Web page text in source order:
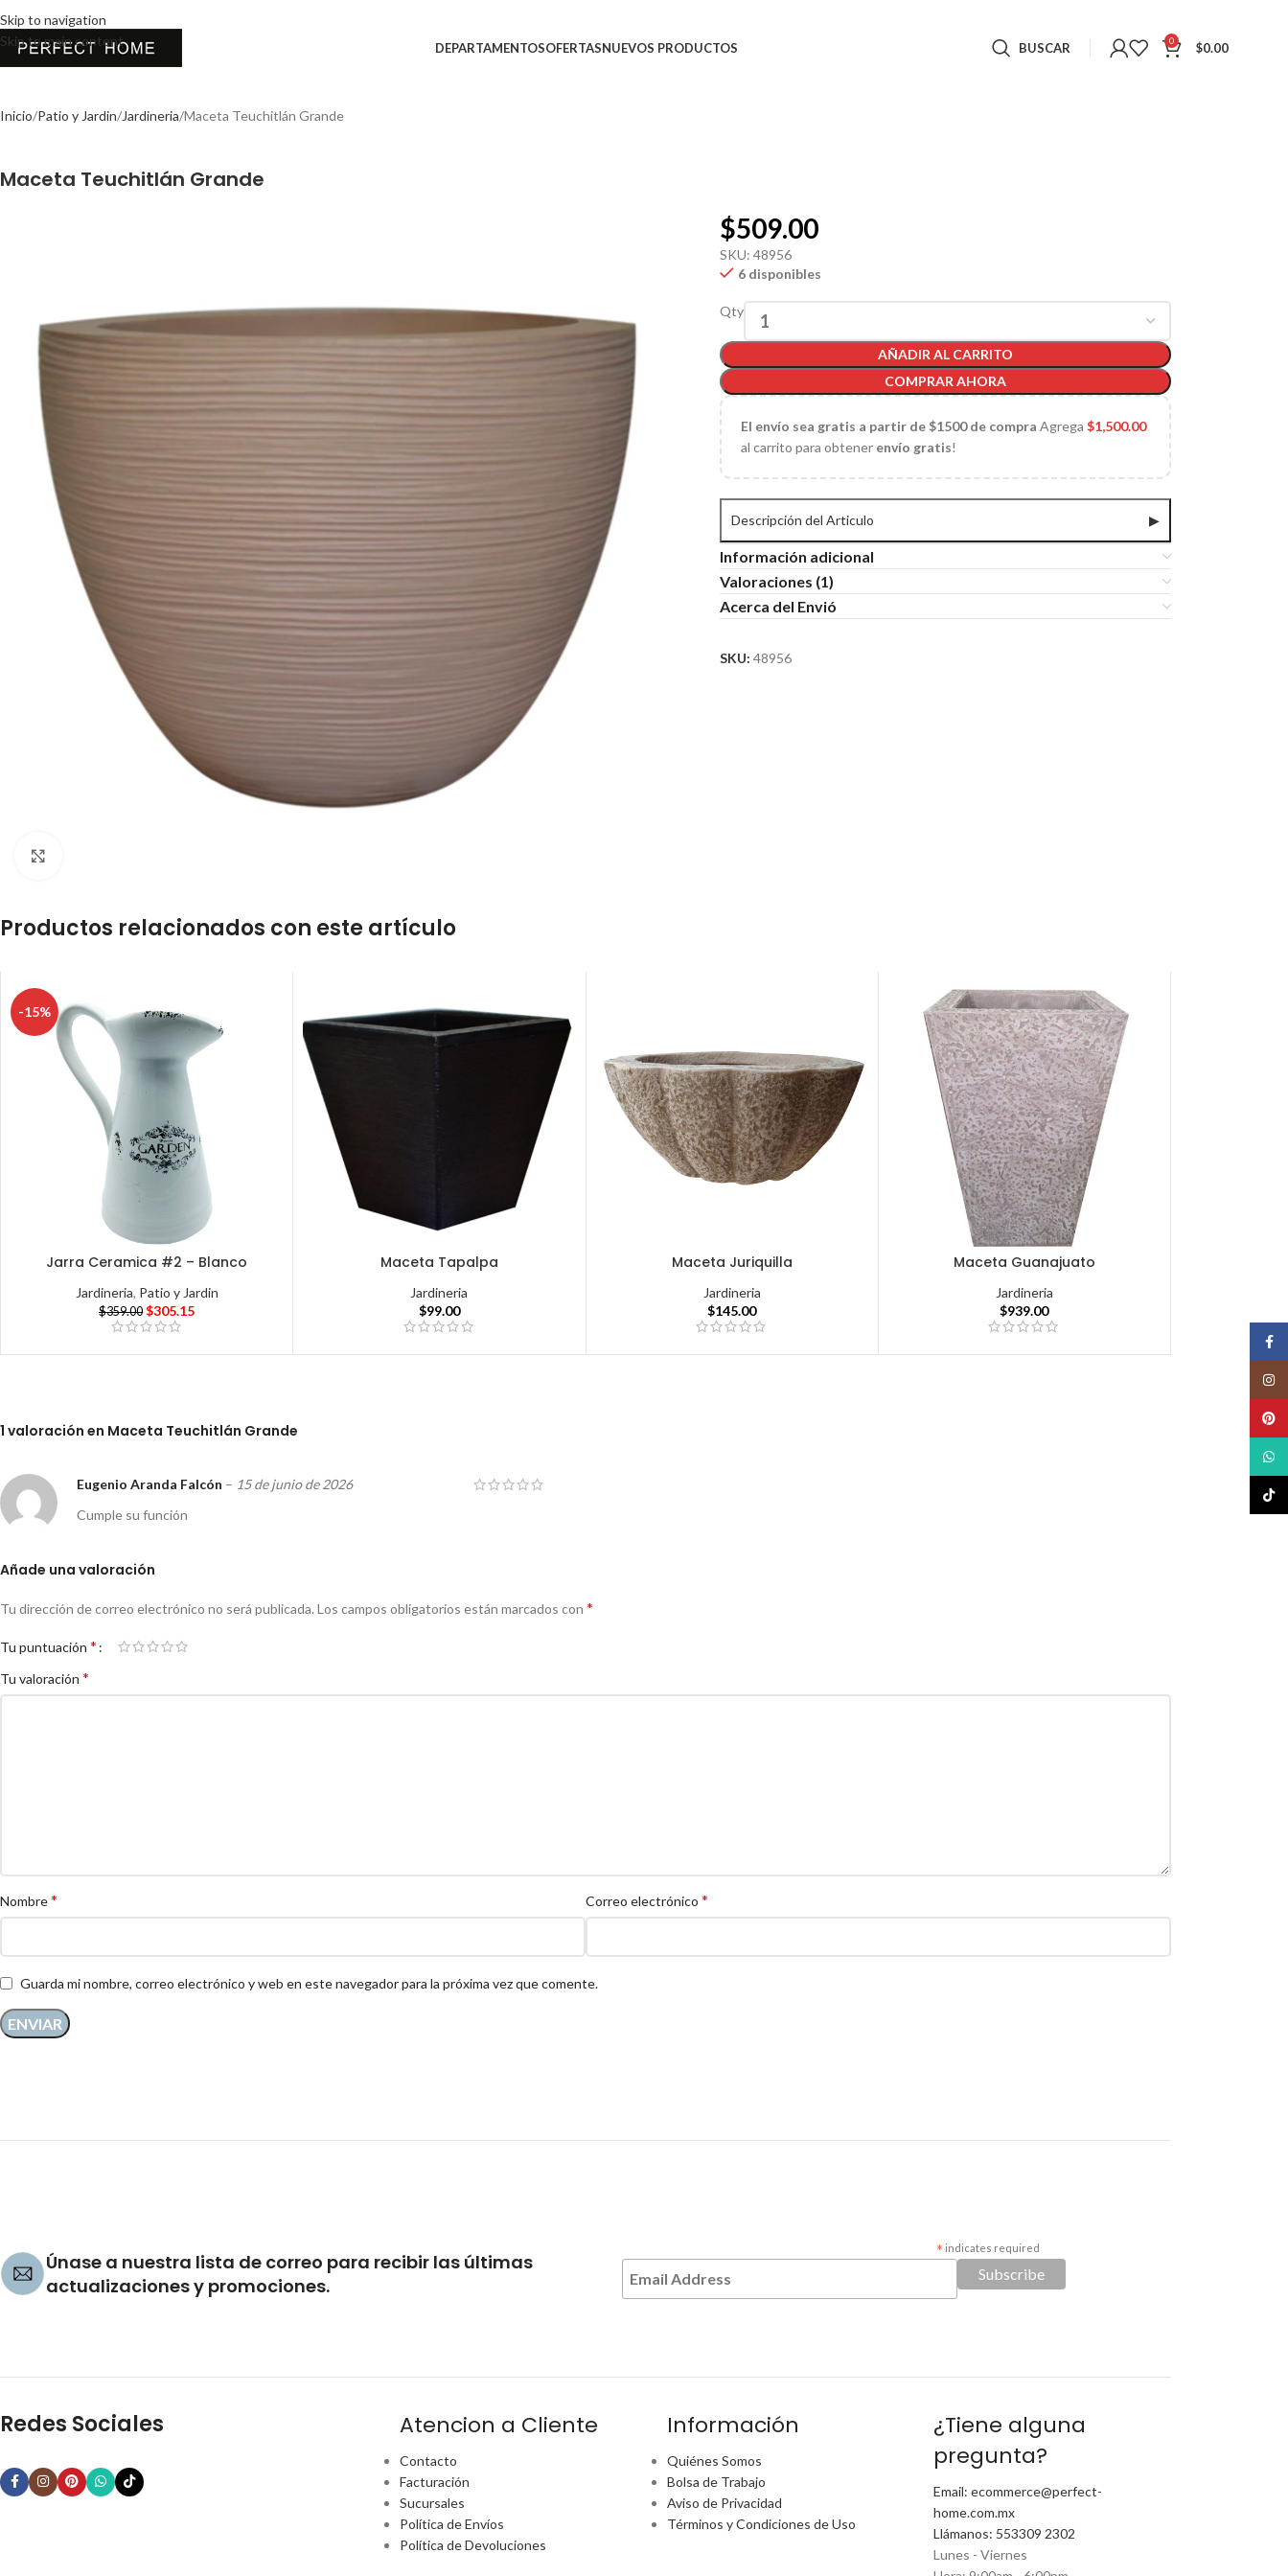
Skip to navigation
Skip to main content
DEPARTAMENTOSOFERTASNUEVOS PRODUCTOS BUSCAR 0 $0.00
Inicio Patio y Jardin Jardineria Maceta Teuchitlán Grande
Maceta Teuchitlán Grande
$509.00
SKU:48956
6 disponibles
Qty
AÑADIR AL CARRITO
COMPRAR AHORA
El envío sea gratis a partir de $1500 de compra Agrega$1,500.00
al carrito para obtener envío gratis!
Descripción del Articulo ▶
Información adicional
Valoraciones (1)
Acerca del Envió
SKU:48956
Productos relacionados con este artículo
-15%
Jarra Ceramica #2 – Blanco
Jardineria, Patio y Jardin
$359.00 $305.15
Maceta Tapalpa
Jardineria
$99.00
Maceta Juriquilla
Jardineria
$145.00
Maceta Guanajuato
Jardineria
$939.00
1 valoración en Maceta Teuchitlán Grande
Eugenio Aranda Falcón – 15 de junio de 2026
Cumple su función
Añade una valoración
Tu dirección de correo electrónico no será publicada.Los campos obligatorios están marcados con *
Tu puntuación *
Tu valoración *
Nombre* Correo electrónico *
Guarda mi nombre, correo electrónico y web en este navegador para la próxima vez que comente.
Únase a nuestra lista de correo para recibir las últimas
actualizaciones y promociones.
* indicates required
Redes Sociales Atencion a Cliente
Contacto
Facturación
Sucursales
Política de Envíos
Política de Devoluciones
Información
Quiénes Somos
Bolsa de Trabajo
Aviso de Privacidad
Términos y Condiciones de Uso
¿Tiene alguna
pregunta?
Email: ecommerce@perfect-
home.com.mx
Llámanos: 553309 2302
Lunes - Viernes